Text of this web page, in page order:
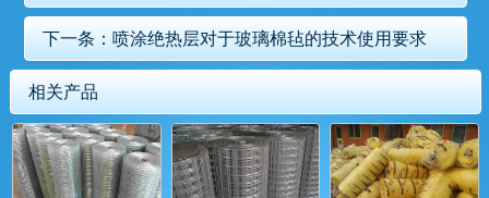
下一条： 喷涂绝热层对于玻璃棉毡的技术使用要求
相关产品